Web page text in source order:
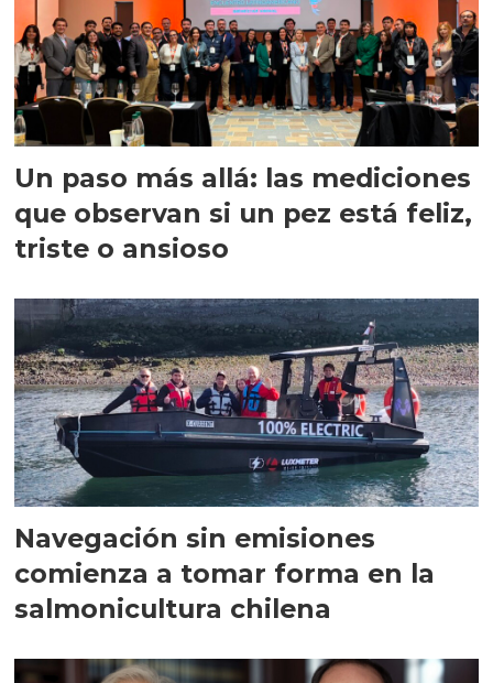
Un paso más allá: las mediciones
que observan si un pez está feliz,
triste o ansioso
Navegación sin emisiones
comienza a tomar forma en la
salmonicultura chilena